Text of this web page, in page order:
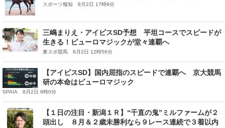
は…」負のデータ覆せず
スポーツ報知 8月2日 17時9分
三嶋まりえ・アイビスSD予想 平坦コースでスピードが
生きる！ピューロマジックが堂々連覇へ
東スポ競馬 8月2日 12時56分
【アイビスSD】国内屈指のスピードで連覇へ 京大競馬
研の本命はピューロマジック
SPAIA 8月2日 6時0分
【１日の注目・新潟１Ｒ】“千直の鬼”ミルファームが２
頭出し ８月＆２歳未勝利なら９レース連続で３着以内